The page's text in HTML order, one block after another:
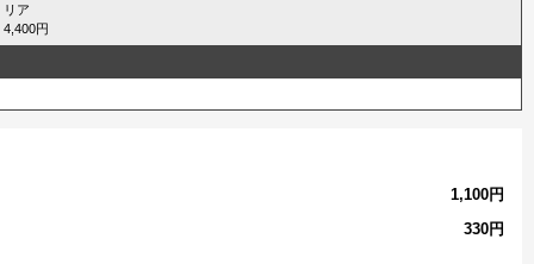
リア
4,400円
1,100円
330円